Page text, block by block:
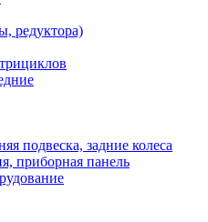
редуктора)
подвеска, задние колеса
приборная панель